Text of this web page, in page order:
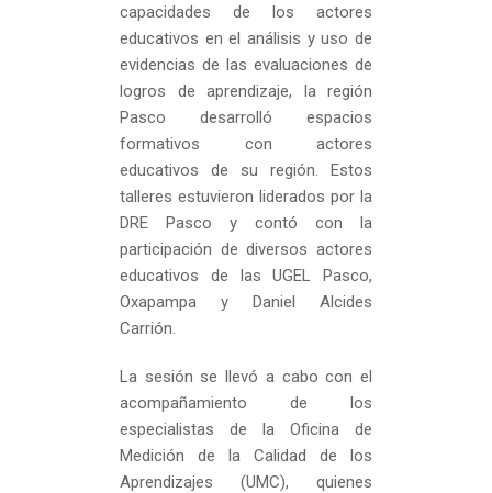
capacidades de los actores
educativos en el análisis y uso de
evidencias de las evaluaciones de
logros de aprendizaje, la región
Pasco desarrolló espacios
formativos con actores
educativos de su región. Estos
talleres estuvieron liderados por la
DRE Pasco y contó con la
participación de diversos actores
educativos de las UGEL Pasco,
Oxapampa y Daniel Alcides
Carrión.
La sesión se llevó a cabo con el
acompañamiento de los
especialistas de la Oficina de
Medición de la Calidad de los
Aprendizajes (UMC), quienes